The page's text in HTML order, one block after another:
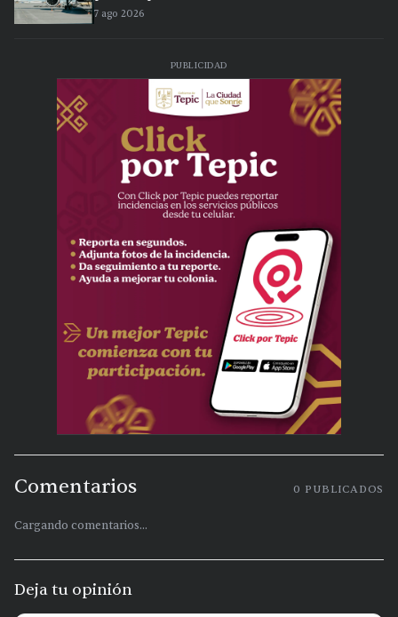
7 ago 2026
PUBLICIDAD
Comentarios 0 PUBLICADOS
Cargando comentarios...
Deja tu opinión